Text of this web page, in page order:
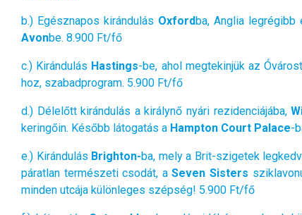
b.) Egésznapos kirándulás Oxfordba, Anglia legrégibb
Avonbe. 8.900 Ft/fő
c.) Kirándulás Hastings-be, ahol megtekinjük az
hoz, szabadprogram. 5.900 Ft/fő
d.) Délelőtt kirándulás a királynő nyári rezidenciájába,
keringőin. Később látogatás a Hampton Court Palace-
e.) Kirándulás Brighton-ba, mely a Brit-szigetek
páratlan természeti csodát, aSeven Sisters
minden utcája különleges szépség! 5.900 Ft/fő